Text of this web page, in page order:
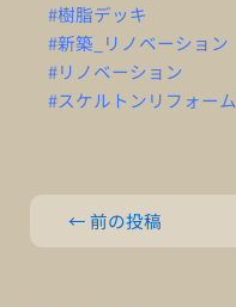
#樹脂デッキ
#新築_リノベーション
#リノベーション
#スケルトンリフォーム
←前の投稿